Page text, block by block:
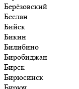
Берёзовский
Беслан
Бийск
Бикин
Билибино
Биробиджан
Бирск
Бирюсинск